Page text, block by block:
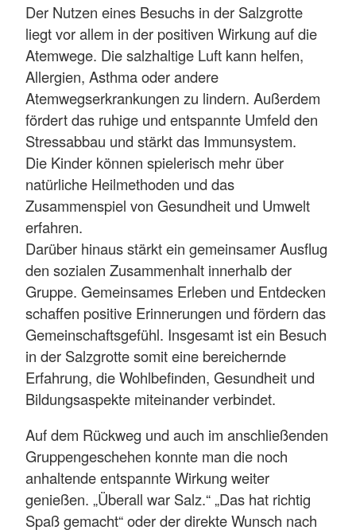
Der Nutzen eines Besuchs in der Salzgrotte
liegt vor allem in der positiven Wirkung auf die
Atemwege. Die salzhaltige Luft kann helfen,
Allergien, Asthma oder andere
Atemwegserkrankungen zu lindern. Außerdem
fördert das ruhige und entspannte Umfeld den
Stressabbau und stärkt das Immunsystem.
Die Kinder können spielerisch mehr über
natürliche Heilmethoden und das
Zusammenspiel von Gesundheit und Umwelt
erfahren.
Darüber hinaus stärkt ein gemeinsamer Ausflug
den sozialen Zusammenhalt innerhalb der
Gruppe. Gemeinsames Erleben und Entdecken
schaffen positive Erinnerungen und fördern das
Gemeinschaftsgefühl. Insgesamt ist ein Besuch
in der Salzgrotte somit eine bereichernde
Erfahrung, die Wohlbefinden, Gesundheit und
Bildungsaspekte miteinander verbindet.
Auf dem Rückweg und auch im anschließenden
Gruppengeschehen konnte man die noch
anhaltende entspannte Wirkung weiter
genießen. „Überall war Salz.“ „Das hat richtig
Spaß gemacht“ oder der direkte Wunsch nach